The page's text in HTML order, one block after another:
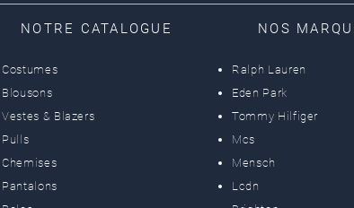
NOTRE CATALOGUE
Costumes
Blousons
Vestes & Blazers
Pulls
Chemises
Pantalons
NOS
Ralph Lauren
Eden Park
Tommy Hilfiger
Mcs
Mensch
Lcdn